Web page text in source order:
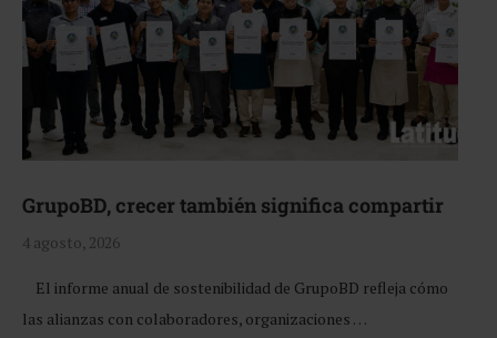
GrupoBD, crecer también significa compartir
4 agosto, 2026
El informe anual de sostenibilidad de GrupoBD refleja cómo
las alianzas con colaboradores, organizaciones …